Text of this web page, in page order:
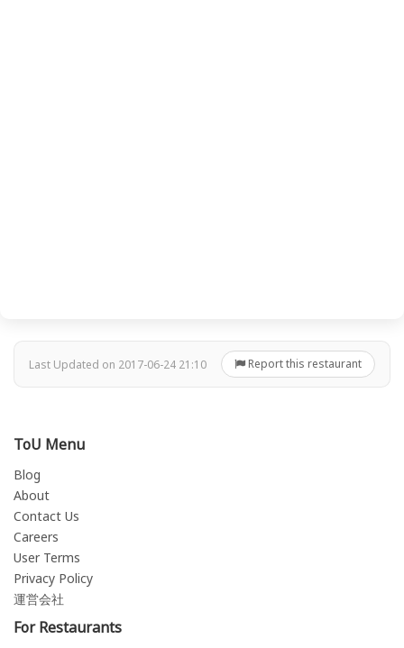
Last Updated on 2017-06-24 21:10 Report this restaurant
ToU Menu
Blog
About
Contact Us
Careers
User Terms
Privacy Policy
運営会社
For Restaurants